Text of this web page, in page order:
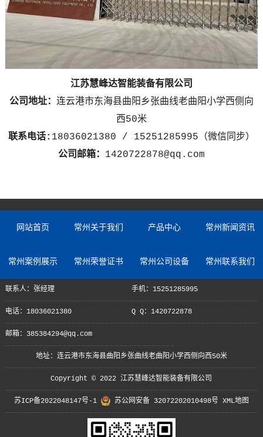
江苏慧峰达智能装备有限公司
公司地址： 连云港市东海县曲阳乡张曲线老曲阳小学西侧向
西50米
联系电话: 18036021380 / 15251285995（微信同步）
公司邮箱： 1420722878@qq.com
网站首页 常州关于我们 产品中心 常州新闻资讯
常州案例展示 常州荣誉证书 常州公司设备 常州联系我们
联系人：张经理 手机：15251285995
电话：18036021380 Q Q：1420722878
邮箱：385384294@qq.com
地址：连云港市东海县曲阳乡张曲线老曲阳小学西侧向西50米
Copyright © 2022 江苏慧峰达智能装备有限公司
苏ICP备2022048147号-1 苏公网安备 32072202010498号 XML地图